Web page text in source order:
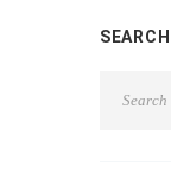
SEARCH